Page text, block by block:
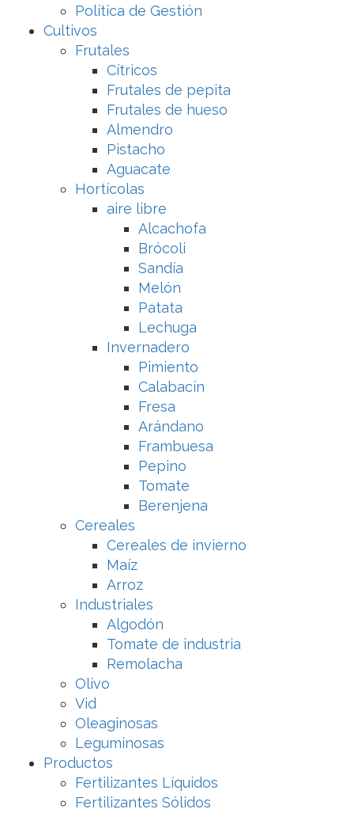
Política de Gestión
Cultivos
Frutales
Cítricos
Frutales de pepita
Frutales de hueso
Almendro
Pistacho
Aguacate
Hortícolas
aire libre
Alcachofa
Brócoli
Sandía
Melón
Patata
Lechuga
Invernadero
Pimiento
Calabacín
Fresa
Arándano
Frambuesa
Pepino
Tomate
Berenjena
Cereales
Cereales de invierno
Maíz
Arroz
Industriales
Algodón
Tomate de industria
Remolacha
Olivo
Vid
Oleaginosas
Leguminosas
Productos
Fertilizantes Líquidos
Fertilizantes Sólidos